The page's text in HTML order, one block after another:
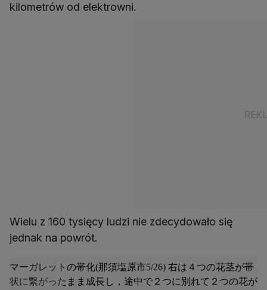
kilometrów od elektrowni.
Wielu z 160 tysięcy ludzi nie zdecydowało się
jednak na powrót.
マーガレットの帯化(那須塩原市5/26) 右は４つの花茎が帯
状に繋がったまま成長し，途中で２つに別れて２つの花が